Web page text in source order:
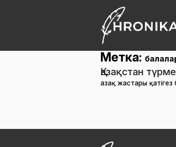
Метка:
Қазақстан
Қазақ жастары